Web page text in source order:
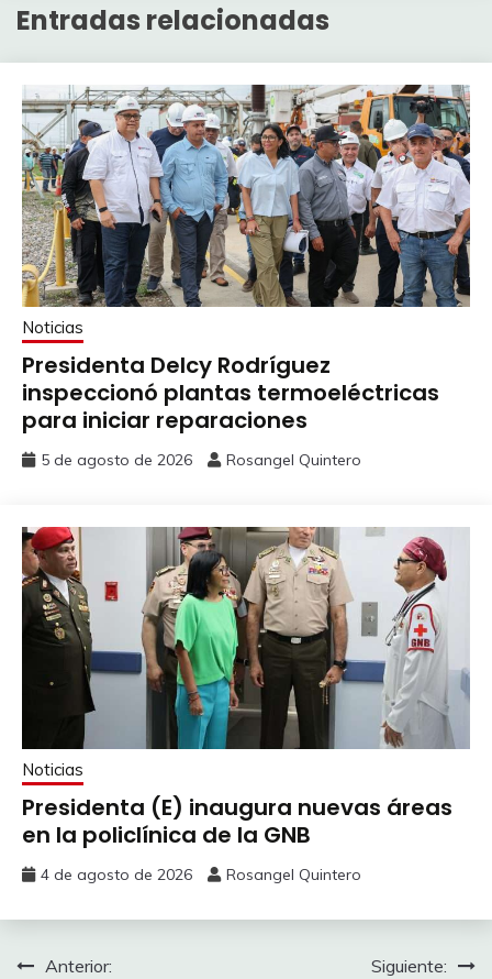
Entradas relacionadas
Noticias
Presidenta Delcy Rodríguez
inspeccionó plantas termoeléctricas
para iniciar reparaciones
5 de agosto de 2026 Rosangel Quintero
Noticias
Presidenta (E) inaugura nuevas áreas
en la policlínica de la GNB
4 de agosto de 2026 Rosangel Quintero
Anterior:
Siguiente: